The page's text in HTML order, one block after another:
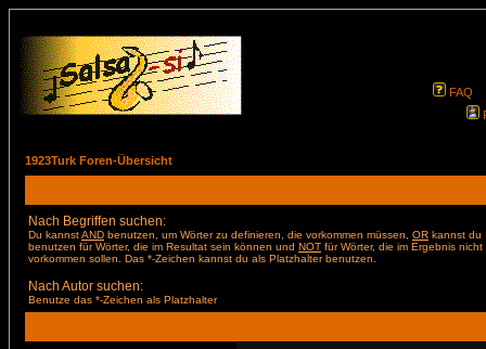
FAQ
1923Turk Foren-Übersicht
Nach Begriffen suchen:
Du kannstAND benutzen, um Wörter zu definieren, die vorkommen müssen, OR kannst du
benutzen für Wörter, die im Resultat sein können und NOT für Wörter, die im Ergebnis nicht
vorkommen sollen. Das *-Zeichen kannst du als Platzhalter benutzen.
Nach Autor suchen:
Benutze das *-Zeichen als Platzhalter